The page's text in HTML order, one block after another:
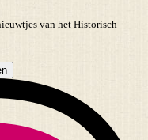
van het Historisch